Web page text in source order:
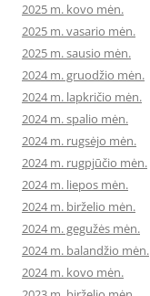
2025 m. kovo mėn.
2025 m. vasario mėn.
2025 m. sausio mėn.
2024 m. gruodžio mėn.
2024 m. lapkričio mėn.
2024 m. spalio mėn.
2024 m. rugsėjo mėn.
2024 m. rugpjūčio mėn.
2024 m. liepos mėn.
2024 m. birželio mėn.
2024 m. gegužės mėn.
2024 m. balandžio mėn.
2024 m. kovo mėn.